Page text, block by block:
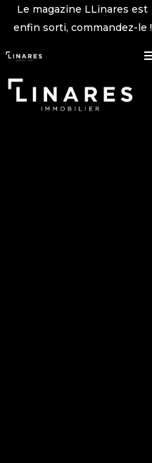
Le magazine LLinares est
enfin sorti, commandez-le !